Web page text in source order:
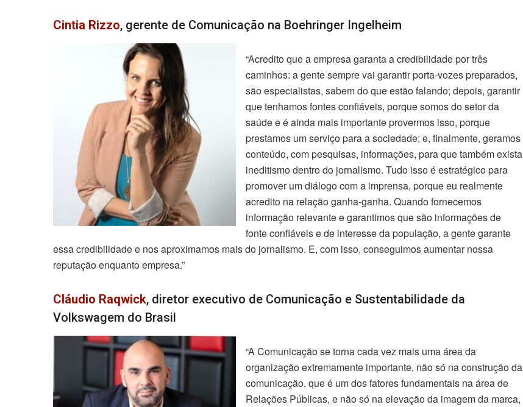
Cintia Rizzo, gerente de Comunicação na Boehringer Ingelheim
“Acredito que a empresa garanta a credibilidade por três
caminhos: a gente sempre vai garantir porta-vozes preparados,
são especialistas, sabem do que estão falando; depois, garantir
que tenhamos fontes confiáveis, porque somos do setor da
saúde e é ainda mais importante provermos isso, porque
prestamos um serviço para a sociedade; e, finalmente, geramos
conteúdo, com pesquisas, informações, para que também exista
ineditismo dentro do jornalismo. Tudo isso é estratégico para
promover um diálogo com a imprensa, porque eu realmente
acredito na relação ganha-ganha. Quando fornecemos
informação relevante e garantimos que são informações de
fonte confiáveis e de interesse da população, a gente garante
essa credibilidade e nos aproximamos mais do jornalismo. E, com isso, conseguimos aumentar nossa
reputação enquanto empresa.”
Cláudio Raqwick, diretor executivo de Comunicação e Sustentabilidade da
Volkswagem do Brasil
“A Comunicação se torna cada vez mais uma área da
organização extremamente importante, não só na construção da
comunicação, que é um dos fatores fundamentais na área de
Relações Públicas, e não só na elevação da imagem da marca,